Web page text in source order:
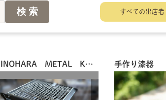
すべての出店者
SHINOHARA METAL KOHBOH 手作り漆器